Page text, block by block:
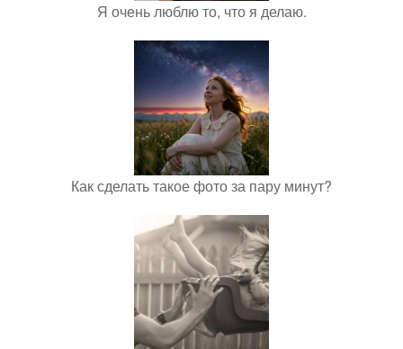
Я очень люблю то, что я делаю.
Как сделать такое фото за пару минут?